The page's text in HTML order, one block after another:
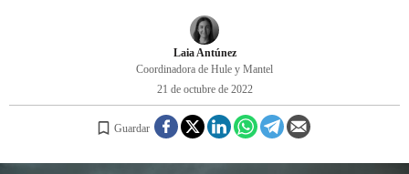
Laia Antúnez
Coordinadora de Hule y Mantel
21 de octubre de 2022
Guardar